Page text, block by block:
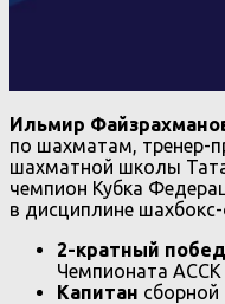
Ильмир
по шахматам, тренер-
шахматной школы
чемпион Кубка
в дисциплине
2-кратный
Чемпионата
Капитан